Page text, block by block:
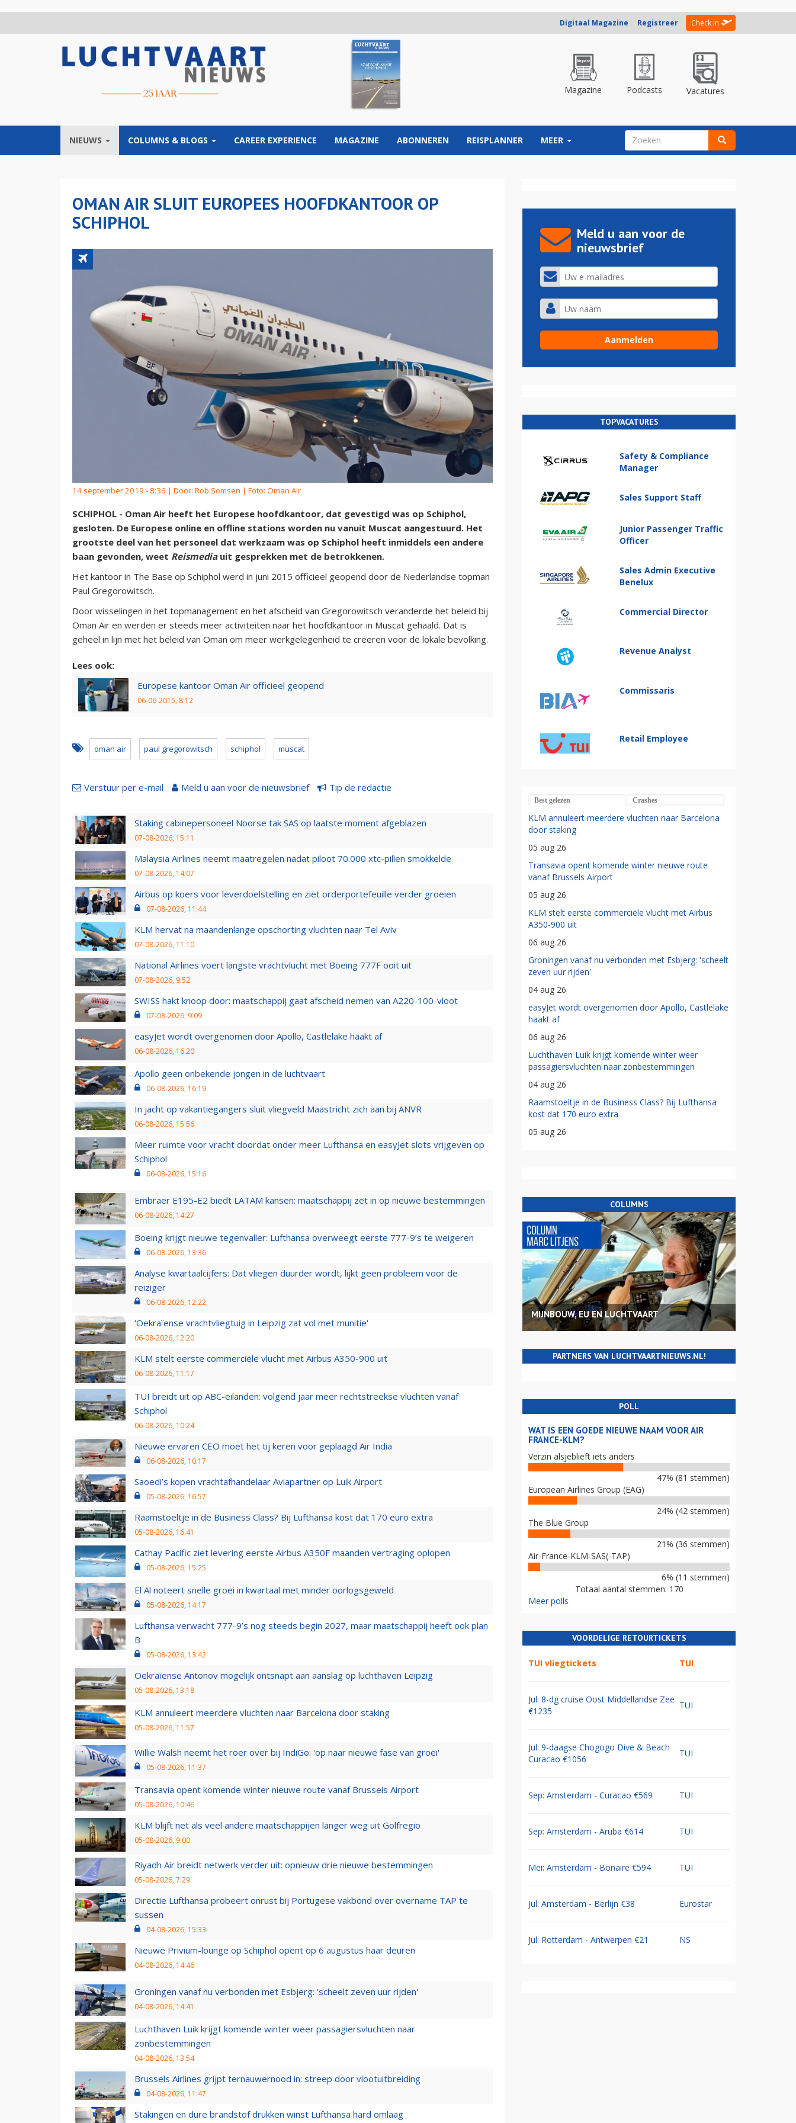
Digitaal Magazine Registreer Check in
Magazine Podcasts Vacatures
NIEUWS COLUMNS & BLOGS CAREER EXPERIENCE MAGAZINE ABONNEREN REISPLANNER MEER ZOEKVELD
OMAN AIR SLUIT EUROPEES HOOFDKANTOOR OP
SCHIPHOL
14 september 2019 - 8:36 | Door: Rob Somsen | Foto: Oman Air
SCHIPHOL - Oman Air heeft het Europese hoofdkantoor, dat gevestigd was op Schiphol,
gesloten. De Europese online en offline stations worden nu vanuit Muscat aangestuurd. Het
grootste deel van het personeel dat werkzaam was op Schiphol heeft inmiddels een andere
baan gevonden, weet Reismediauit gesprekken met de betrokkenen.
Het kantoor in The Base op Schiphol werd in juni 2015 officieel geopend door de Nederlandse topman
Paul Gregorowitsch.
Door wisselingen in het topmanagement en het afscheid van Gregorowitsch veranderde het beleid bij
Oman Air en werden er steeds meer activiteiten naar het hoofdkantoor in Muscat gehaald. Dat is
geheel in lijn met het beleid van Oman om meer werkgelegenheid te creëren voor de lokale bevolking.
Lees ook:
Europese kantoor Oman Air officieel geopend
06-06-2015, 8:12
oman air paul gregorowitsch schiphol muscat
Verstuur per e-mail Meld u aan voor de nieuwsbrief Tip de redactie
Staking cabinepersoneel Noorse tak SAS op laatste moment afgeblazen
07-08-2026, 15:11
Malaysia Airlines neemt maatregelen nadat piloot 70.000 xtc-pillen smokkelde
07-08-2026, 14:07
Airbus op koers voor leverdoelstelling en ziet orderportefeuille verder groeien
07-08-2026, 11:44
KLM hervat na maandenlange opschorting vluchten naar Tel Aviv
07-08-2026, 11:10
National Airlines voert langste vrachtvlucht met Boeing 777F ooit uit
07-08-2026, 9:52
SWISS hakt knoop door: maatschappij gaat afscheid nemen van A220-100-vloot
07-08-2026, 9:09
easyJet wordt overgenomen door Apollo, Castlelake haakt af
06-08-2026, 16:20
Apollo geen onbekende jongen in de luchtvaart
06-08-2026, 16:19
In jacht op vakantiegangers sluit vliegveld Maastricht zich aan bij ANVR
06-08-2026, 15:56
Meer ruimte voor vracht doordat onder meer Lufthansa en easyJet slots vrijgeven op
Schiphol
06-08-2026, 15:16
Embraer E195-E2 biedt LATAM kansen: maatschappij zet in op nieuwe bestemmingen
06-08-2026, 14:27
Boeing krijgt nieuwe tegenvaller: Lufthansa overweegt eerste 777-9’s te weigeren
06-08-2026, 13:36
Analyse kwartaalcijfers: Dat vliegen duurder wordt, lijkt geen probleem voor de
reiziger
06-08-2026, 12:22
'Oekraïense vrachtvliegtuig in Leipzig zat vol met munitie'
06-08-2026, 12:20
KLM stelt eerste commerciële vlucht met Airbus A350-900 uit
06-08-2026, 11:17
TUI breidt uit op ABC-eilanden: volgend jaar meer rechtstreekse vluchten vanaf
Schiphol
06-08-2026, 10:24
Nieuwe ervaren CEO moet het tij keren voor geplaagd Air India
06-08-2026, 10:17
Saoedi’s kopen vrachtafhandelaar Aviapartner op Luik Airport
05-08-2026, 16:57
Raamstoeltje in de Business Class? Bij Lufthansa kost dat 170 euro extra
05-08-2026, 16:41
Cathay Pacific ziet levering eerste Airbus A350F maanden vertraging oplopen
05-08-2026, 15:25
El Al noteert snelle groei in kwartaal met minder oorlogsgeweld
05-08-2026, 14:17
Lufthansa verwacht 777-9’s nog steeds begin 2027, maar maatschappij heeft ook plan
B
05-08-2026, 13:42
Oekraïense Antonov mogelijk ontsnapt aan aanslag op luchthaven Leipzig
05-08-2026, 13:18
KLM annuleert meerdere vluchten naar Barcelona door staking
05-08-2026, 11:57
Willie Walsh neemt het roer over bij IndiGo: 'op naar nieuwe fase van groei'
05-08-2026, 11:37
Transavia opent komende winter nieuwe route vanaf Brussels Airport
05-08-2026, 10:46
KLM blijft net als veel andere maatschappijen langer weg uit Golfregio
05-08-2026, 9:00
Riyadh Air breidt netwerk verder uit: opnieuw drie nieuwe bestemmingen
05-08-2026, 7:29
Directie Lufthansa probeert onrust bij Portugese vakbond over overname TAP te
sussen
04-08-2026, 15:33
Nieuwe Privium-lounge op Schiphol opent op 6 augustus haar deuren
04-08-2026, 14:46
Groningen vanaf nu verbonden met Esbjerg: 'scheelt zeven uur rijden'
04-08-2026, 14:41
Luchthaven Luik krijgt komende winter weer passagiersvluchten naar
zonbestemmingen
04-08-2026, 13:54
Brussels Airlines grijpt ternauwernood in: streep door vlootuitbreiding
04-08-2026, 11:47
Stakingen en dure brandstof drukken winst Lufthansa hard omlaag
Meld u aan voor de
nieuwsbrief
TOPVACATURES
Safety & Compliance
Manager
Sales Support Staff
Junior Passenger Traffic
Officer
Sales Admin Executive
Benelux
Commercial Director
Revenue Analyst
Commissaris
Retail Employee
Best gelezen Crashes
KLM annuleert meerdere vluchten naar Barcelona
door staking
05 aug 26
Transavia opent komende winter nieuwe route
vanaf Brussels Airport
05 aug 26
KLM stelt eerste commerciële vlucht met Airbus
A350-900 uit
06 aug 26
Groningen vanaf nu verbonden met Esbjerg: 'scheelt
zeven uur rijden'
04 aug 26
easyJet wordt overgenomen door Apollo, Castlelake
haakt af
06 aug 26
Luchthaven Luik krijgt komende winter weer
passagiersvluchten naar zonbestemmingen
04 aug 26
Raamstoeltje in de Business Class? Bij Lufthansa
kost dat 170 euro extra
05 aug 26
COLUMNS
MIJNBOUW, EU EN LUCHTVAART
PARTNERS VAN LUCHTVAARTNIEUWS.NL!
POLL
WAT IS EEN GOEDE NIEUWE NAAM VOOR AIR
FRANCE-KLM?
Verzin alsjeblieft iets anders
47% (81 stemmen)
European Airlines Group (EAG)
24% (42 stemmen)
The Blue Group
21% (36 stemmen)
Air-France-KLM-SAS(-TAP)
6% (11 stemmen)
Totaal aantal stemmen: 170
Meer polls
VOORDELIGE RETOURTICKETS
TUI vliegtickets TUI
Jul: 8-dg cruise Oost Middellandse Zee
€1235
TUI
Jul: 9-daagse Chogogo Dive & Beach
Curacao €1056
TUI
Sep: Amsterdam - Curacao €569 TUI
Sep: Amsterdam - Aruba €614 TUI
Mei: Amsterdam - Bonaire €594 TUI
Jul: Amsterdam - Berlijn €38 Eurostar
Jul: Rotterdam - Antwerpen €21 NS